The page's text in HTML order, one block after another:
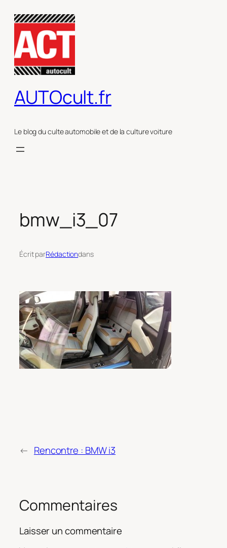
contenu
AUTOcult.fr
Le blog du culte automobile et de la culture voiture
bmw_i3_07
Écrit parRédactiondans
← Rencontre : BMW i3
Commentaires
Laisser un commentaire